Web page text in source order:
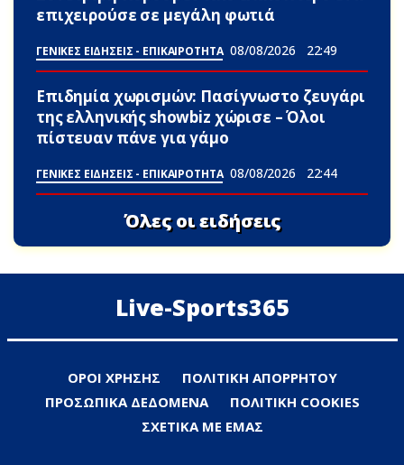
επιχειρούσε σε μεγάλη φωτιά
ΓΕΝΙΚΕΣ ΕΙΔΗΣΕΙΣ - ΕΠΙΚΑΙΡΟΤΗΤΑ 08/08/2026 22:49
Επιδημία χωρισμών: Πασίγνωστο ζευγάρι
της ελληνικής showbiz χώρισε – Όλοι
πίστευαν πάνε για γάμο
ΓΕΝΙΚΕΣ ΕΙΔΗΣΕΙΣ - ΕΠΙΚΑΙΡΟΤΗΤΑ 08/08/2026 22:44
Όλες οι ειδήσεις
Live-Sports365
ΟΡΟΙ ΧΡΗΣΗΣ
ΠΟΛΙΤΙΚΗ ΑΠΟΡΡΗΤΟΥ
ΠΡΟΣΩΠΙΚΑ ΔΕΔΟΜΕΝΑ
ΠΟΛΙΤΙΚΗ COOKIES
ΣΧΕΤΙΚΑ ΜΕ ΕΜΑΣ